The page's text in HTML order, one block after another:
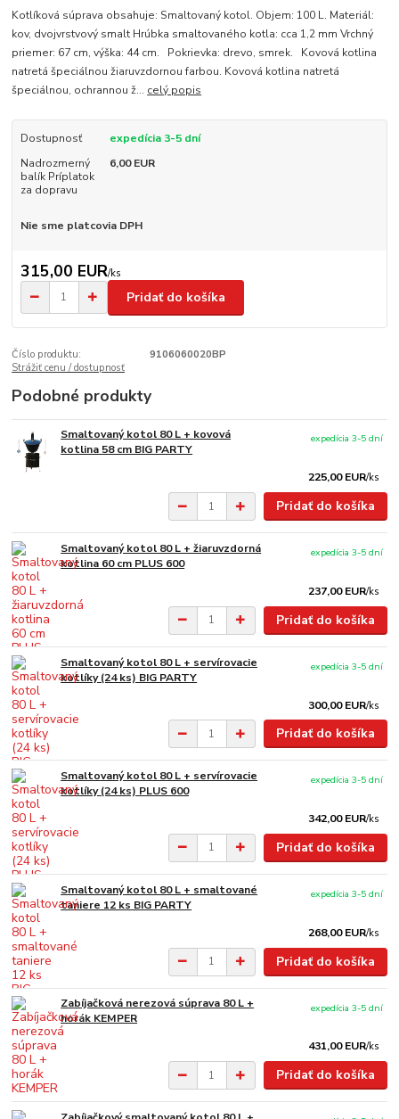
Kotlíková súprava obsahuje: Smaltovaný kotol. Objem: 100 L. Materiál:
kov, dvojvrstvový smalt Hrúbka smaltovaného kotla: cca 1,2 mm Vrchný
priemer: 67 cm, výška: 44 cm. Pokrievka: drevo, smrek. Kovová kotlina
natretá špeciálnou žiaruvzdornou farbou. Kovová kotlina natretá
špeciálnou, ochrannou ž... celý popis
Dostupnosť
expedícia 3-5 dní
Nadrozmerný
balík Príplatok
za dopravu
6,00 EUR
Nie sme platcovia DPH
315,00 EUR/ks
Pridať do košíka
Číslo produktu:
9106060020BP
Strážiť cenu / dostupnosť
Podobné produkty
Smaltovaný kotol 80 L + kovová
kotlina 58 cm BIG PARTY
225,00 EUR/ks
expedícia 3-5 dní
Pridať do košíka
Smaltovaný kotol 80 L + žiaruvzdorná
kotlina 60 cm PLUS 600
237,00 EUR/ks
expedícia 3-5 dní
Pridať do košíka
Smaltovaný kotol 80 L + servírovacie
kotlíky (24 ks) BIG PARTY
300,00 EUR/ks
expedícia 3-5 dní
Pridať do košíka
Smaltovaný kotol 80 L + servírovacie
kotlíky (24 ks) PLUS 600
342,00 EUR/ks
expedícia 3-5 dní
Pridať do košíka
Smaltovaný kotol 80 L + smaltované
taniere 12 ks BIG PARTY
268,00 EUR/ks
expedícia 3-5 dní
Pridať do košíka
Zabíjačková nerezová súprava 80 L +
horák KEMPER
431,00 EUR/ks
expedícia 3-5 dní
Pridať do košíka